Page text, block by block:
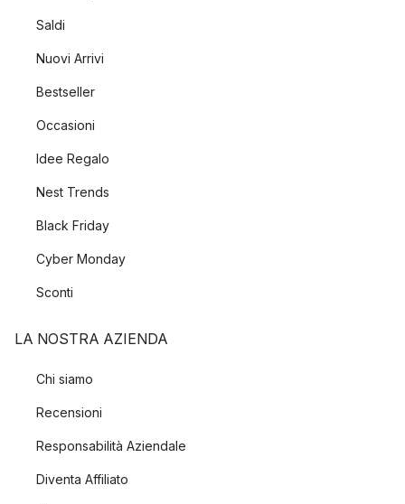
Saldi
Nuovi Arrivi
Bestseller
Occasioni
Idee Regalo
Nest Trends
Black Friday
Cyber Monday
Sconti
LA NOSTRA AZIENDA
Chi siamo
Recensioni
Responsabilità Aziendale
Diventa Affiliato